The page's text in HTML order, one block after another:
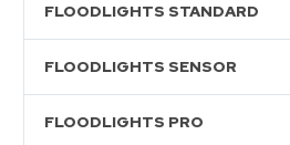
FLOODLIGHTS STANDARD
FLOODLIGHTS SENSOR
FLOODLIGHTS PRO